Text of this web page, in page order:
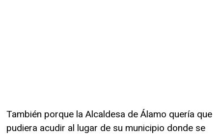
También porque la Alcaldesa de Álamo quería que
pudiera acudir al lugar de su municipio donde se